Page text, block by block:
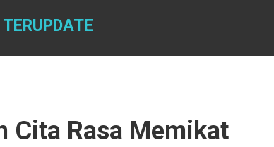
Cita Rasa Memikat